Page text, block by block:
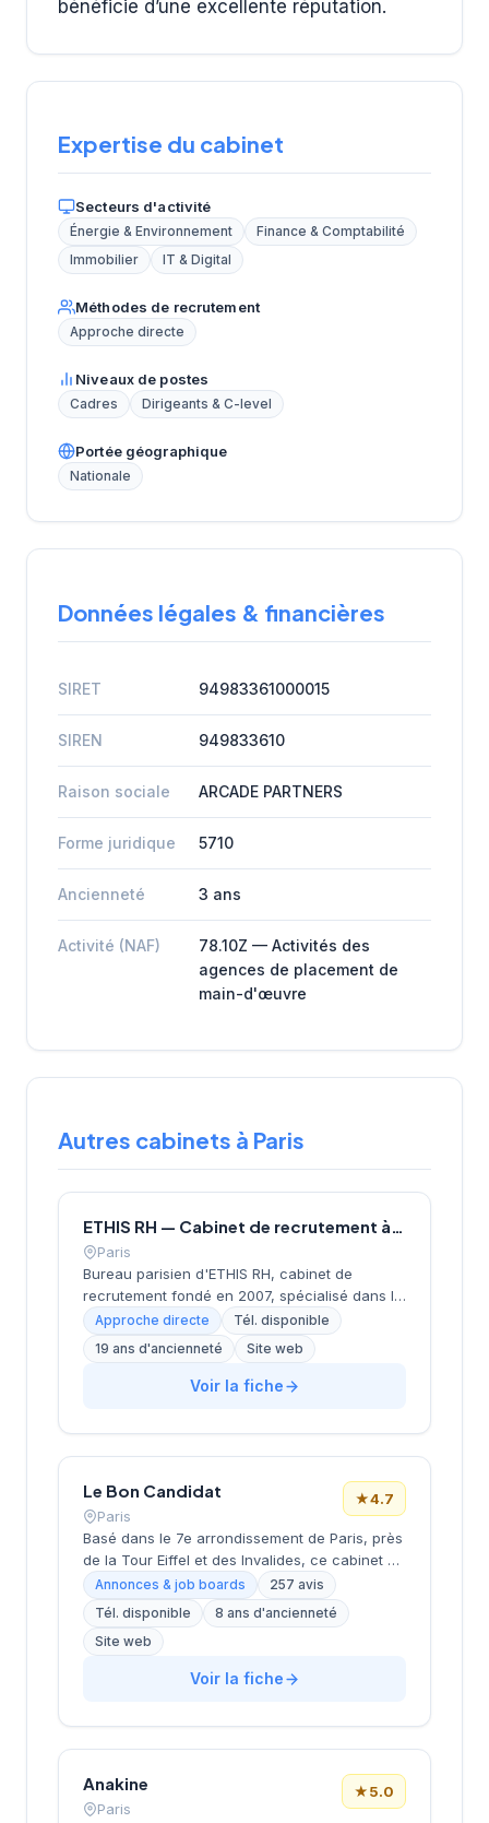
bénéficie d’une excellente réputation.
Expertise du cabinet
Secteurs d'activité
Énergie & Environnement
Finance & Comptabilité
Immobilier
IT & Digital
Méthodes de recrutement
Approche directe
Niveaux de postes
Cadres Dirigeants & C-level
Portée géographique
Nationale
Données légales & financières
SIRET 94983361000015
SIREN 949833610
Raison sociale ARCADE PARTNERS
Forme juridique 5710
Ancienneté 3 ans
Activité (NAF)
78.10Z — Activités des
agences de placement de
main-d'œuvre
Autres cabinets à Paris
ETHIS RH — Cabinet de recrutement à Paris
Paris
Bureau parisien d'ETHIS RH, cabinet de
recrutement fondé en 2007, spécialisé dans le
conseil en ressources humaines, le
recrutement de cadres et dirigeants, le
coaching et l'outplacement. Situé au 16 rue de
Monceau dans le 8e arrondissement de Paris,
Approche directe
Tél. disponible
19 ans d'ancienneté
Site web
Voir la fiche
Le Bon Candidat
Paris
★4.7
Basé dans le 7e arrondissement de Paris, près
de la Tour Eiffel et des Invalides, ce cabinet de
recrutement bénéficie d'une localisation
prestigieuse au cœur de la capitale. Installé
rue de Bellechasse, il accompagne les
entreprises dans leurs recrutements avec une
approche personnalisée. La structure affiche
une excellente réputation auprès de sa
prestations de conseil en recrutement.
Annonces & job boards
257 avis
Tél. disponible
8 ans d'ancienneté
Site web
Voir la fiche
Anakine
Paris
★5.0